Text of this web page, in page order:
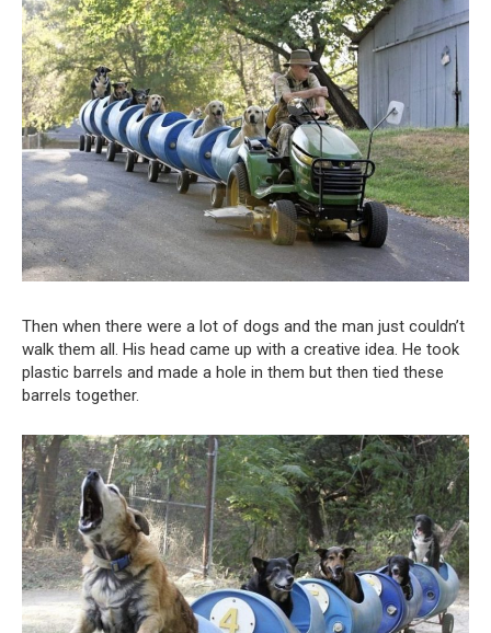
Then when there were a lot of dogs and the man just couldn’t
walk them all. His head came up with a creative idea. He took
plastic barrels and made a hole in them but then tied these
barrels together.